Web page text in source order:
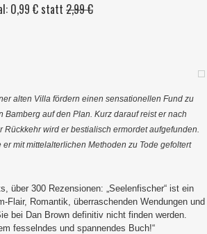
0,99 € statt 2,99 €
alten Villa fördern einen sensationellen Fund zu
Bamberg auf den Plan. Kurz darauf reist er nach
Rückkehr wird er bestialisch ermordet aufgefunden.
mit mittelalterlichen Methoden zu Tode gefoltert
über 300 Rezensionen: „Seelenfischer“ ist ein
Flair, Romantik, überraschenden Wendungen und
bei Dan Brown definitiv nicht finden werden.
fesselndes und spannendes Buch!“